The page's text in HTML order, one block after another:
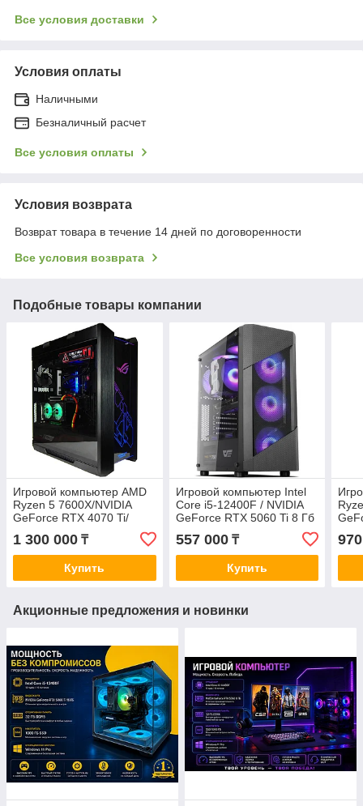
Все условия доставки
Условия оплаты
Наличными
Безналичный расчет
Все условия оплаты
Условия возврата
Возврат товара в течение 14 дней по договоренности
Все условия возврата
Подобные товары компании
Игровой компьютер AMD
Ryzen 5 7600X/NVIDIA
GeForce RTX 4070 Ti/
32GB/ SSD 2000 Гб/ DOS
1 300 000 ₸
Купить
Игровой компьютер Intel
Core i5-12400F / NVIDIA
GeForce RTX 5060 Ti 8 Гб
/ 32 Гб / SSD 1024 Гб / Win
11 Pro
557 000₸
Купить
Акционные предложения и новинки